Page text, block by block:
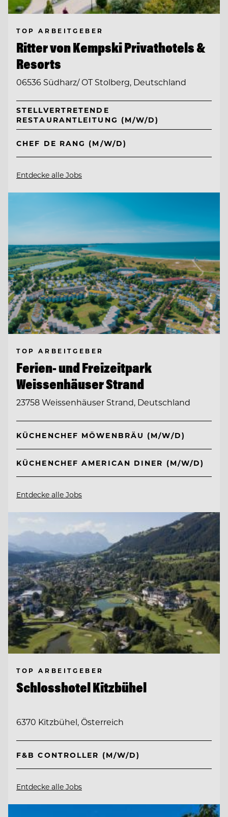
TOP ARBEITGEBER
Ritter von Kempski Privathotels &
Resorts
06536 Südharz/ OT Stolberg, Deutschland
STELLVERTRETENDE
RESTAURANTLEITUNG (M/W/D)
CHEF DE RANG (M/W/D)
Entdecke alle Jobs
TOP ARBEITGEBER
Ferien- und Freizeitpark
Weissenhäuser Strand
23758 Weissenhäuser Strand, Deutschland
KÜCHENCHEF MÖWENBRÄU (M/W/D)
KÜCHENCHEF AMERICAN DINER (M/W/D)
Entdecke alle Jobs
TOP ARBEITGEBER
Schlosshotel Kitzbühel
6370 Kitzbühel, Österreich
F&B CONTROLLER (M/W/D)
Entdecke alle Jobs